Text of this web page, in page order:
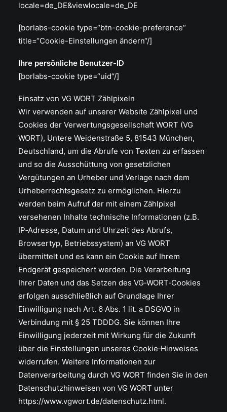
locale=de_DE&viewlocale=de_DE
[borlabs-cookie type=“btn-cookie-preference“
title=“Cookie-Einstellungen ändern“/]
Ihre persönliche Benutzer-ID
[borlabs-cookie type=“uid“/]
Einsatz von VG WORT Zählpixeln
Wir verwenden auf unserer Website Zählpixel und
Cookies der Verwertungsgesellschaft WORT (VG
WORT), Untere Weidenstraße 5, 81543 München,
Deutschland, um die Abrufe von Texten zu erfassen
und so die Ausschüttung von gesetzlichen
Vergütungen an Urheber und Verlage nach dem
Urheberrechtsgesetz zu ermöglichen. Hierzu
werden beim Aufruf der mit einem Zählpixel
versehenen Inhalte technische Informationen (z.B.
IP‑Adresse, Datum und Uhrzeit des Abrufs,
Browsertyp, Betriebssystem) an VG WORT
übermittelt und es kann ein Cookie auf Ihrem
Endgerät gespeichert werden. Die Verarbeitung
Ihrer Daten und das Setzen des VG‑WORT‑Cookies
erfolgen ausschließlich auf Grundlage Ihrer
Einwilligung nach Art. 6 Abs. 1 lit. a DSGVO in
Verbindung mit § 25 TDDDG. Sie können Ihre
Einwilligung jederzeit mit Wirkung für die Zukunft
über die Einstellungen unseres Cookie‑Hinweises
widerrufen. Weitere Informationen zur
Datenverarbeitung durch VG WORT finden Sie in den
Datenschutzhinweisen von VG WORT unter
https://www.vgwort.de/datenschutz.html.